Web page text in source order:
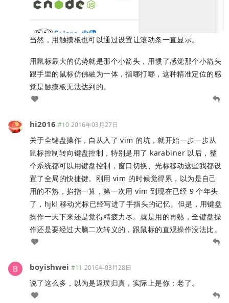
当然，用触摸板也可以通过设置让滚动条一直显示。
用鼠标最大的优势就是那个小箭头，用惯了感觉那个小箭头
跟手里的鼠标仿佛融为一体，指哪打哪，这种精准定位的感
觉是触摸板无法达到的。
hi2016 #10 2016年03月27日
关于全键盘操作，自从入了 vim 的坑，就开始一步一步从
鼠标控制转向键盘控制，特别是用了 karabiner 以后，整
个系统都可以用键盘控制，窗口切换、光标移动这些我都设
置了全局的快捷键。刚用 vim 的时候觉得累，以为是自己
用的不熟，掐指一算，第一次用 vim 到现在已经 9 个年头
了，hjkl 移动光标已经写进了手指头的记忆。但是，用键盘
操作一天下来还是觉得精疲力尽。就是用的再熟，全键盘操
作还是要经过大脑二次转义的，跟鼠标的直观操作没法比。
boyishwei #11 2016年03月28日
说了这么多，以为是返璞归真，实际上是你：老了。